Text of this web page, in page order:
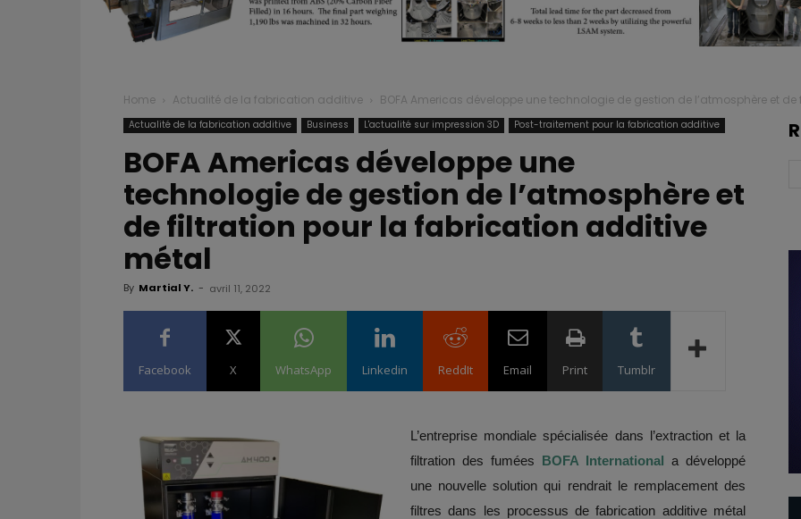
Home Actualité de la fabrication additive BOFA Americas développe une technologie de gestion de l’atmosphère et de
Actualité de la fabrication additive Business L'actualité sur impression 3D Post-traitement pour la fabrication additive
BOFA Americas développe une
technologie de gestion de l’atmosphère et
de filtration pour la fabrication additive
métal
By Martial Y. - avril 11, 2022
Facebook X WhatsApp Linkedin ReddIt Email Print Tumblr
L’entreprise mondiale spécialisée dans l’extraction et la
filtration des fumées BOFA International a développé
une nouvelle solution qui rendrait le remplacement des
filtres dans les processus de fabrication additive métal